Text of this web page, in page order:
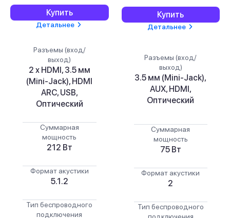
Купить
Детальнее
Разъемы (вход/
выход)
2 х HDMI, 3.5 мм
(Mini-Jack), HDMI
ARC, USB,
Оптический
Суммарная
мощность
212 Вт
Формат акустики
5.1.2
Тип беспроводного
подключения
Купить
Детальнее
Разъемы (вход/
выход)
3.5 мм (Mini-Jack),
AUX, HDMI,
Оптический
Суммарная
мощность
75 Вт
Формат акустики
2
Тип беспроводного
подключения